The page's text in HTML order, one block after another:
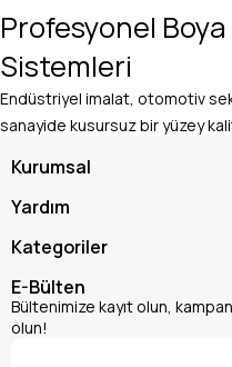
Profesyonel
Sistemleri
Endüstriyel imalat, otomotiv
sanayide kusursuz bir yüzey
boya ekipmanları
yol açarken, Teknik Dünya
boya ekipmanları
optimum atomizasyon ve
Kurumsal
Yardım
Kategoriler
E-Bülten
Bültenimize kayıt olun,
olun!